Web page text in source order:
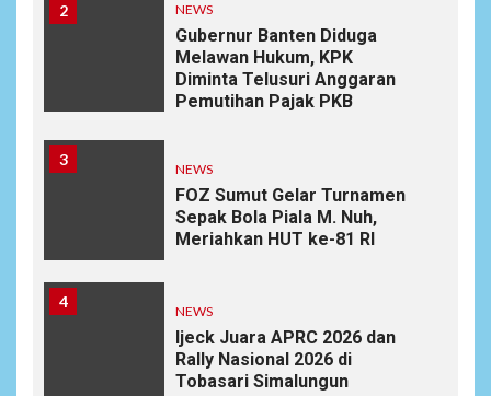
2 NEWS
Gubernur Banten Diduga
Melawan Hukum, KPK
Diminta Telusuri Anggaran
Pemutihan Pajak PKB
3
NEWS
FOZ Sumut Gelar Turnamen
Sepak Bola Piala M. Nuh,
Meriahkan HUT ke-81 RI
4
NEWS
Ijeck Juara APRC 2026 dan
Rally Nasional 2026 di
Tobasari Simalungun